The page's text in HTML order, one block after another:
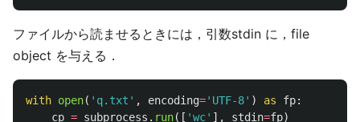
ファイルから読ませるときには，引数stdin に，file
object を与える．
with open( ' q.txt ' , encoding=' UTF-8' ) as fp:
cp = subprocess . run([ 'wc' ], stdin=fp)